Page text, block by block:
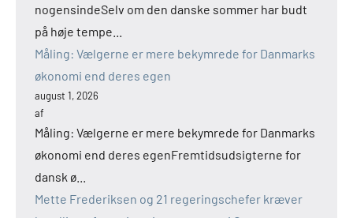
nogensindeSelv om den danske sommer har budt
på høje tempe...
Måling: Vælgerne er mere bekymrede for Danmarks
økonomi end deres egen
august 1, 2026
af
Måling: Vælgerne er mere bekymrede for Danmarks
økonomi end deres egenFremtidsudsigterne for
dansk ø...
Mette Frederiksen og 21 regeringschefer kræver